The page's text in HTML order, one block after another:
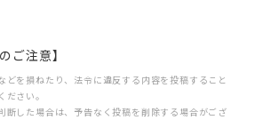
ご注意】
どを損ねたり、法令に違反する内容を投稿すること
さい。
断した場合は、予告なく投稿を削除する場合がござ